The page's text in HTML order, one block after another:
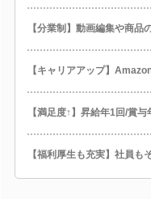
【分業制】動画編集や商品
【キャリアアップ】
【満足度↑】昇給年1回/賞
【福利厚生も充実】社員も